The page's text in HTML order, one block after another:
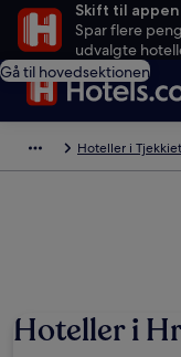
Skift til appen
Spar flere
udvalgte
Gå til hovedsektionen
Hoteller i Tjekkiet
Hoteller i